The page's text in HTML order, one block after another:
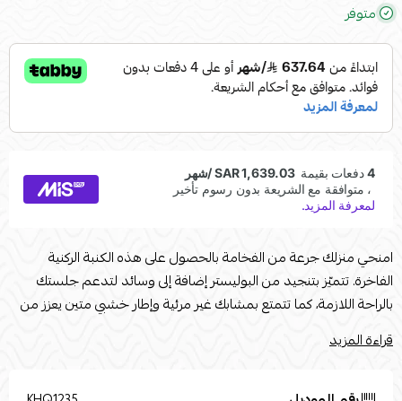
متوفر
امنحي منزلك جرعة من الفخامة بالحصول على هذه الكنبة الركنية
الفاخرة. تتميّز بتنجيد من البوليستر إضافة إلى وسائد لتدعم جلستك
بالراحة اللازمة، كما تتمتع بمشابك غير مرئية وإطار خشبي متين يعزز من
قراءة المزيد